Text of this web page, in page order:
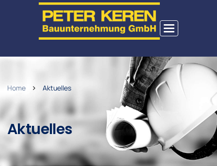
Toggle
navigation
Home Aktuelles
Aktuelles